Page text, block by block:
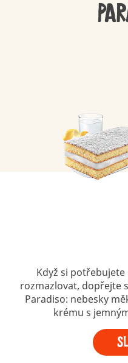
Když si
rozmazlovat, dopřejte
Paradiso: nebesky
krému s